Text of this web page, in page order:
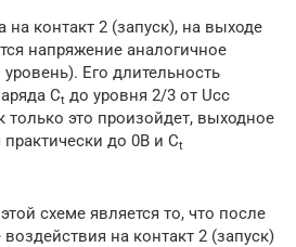
на контакт 2 (запуск), на выходе
напряжение аналогичное
Его длительность
Сt до уровня 2/3 от Ucc
только это произойдет, выходное
до 0В и Сt
схеме является то, что после
на контакт 2 (запуск)